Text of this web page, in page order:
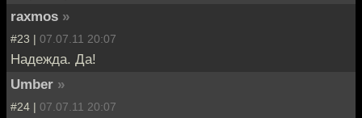
raxmos »
#23 | 07.07.11 20:07
Надежда. Да!
Umber »
#24 | 07.07.11 20:07